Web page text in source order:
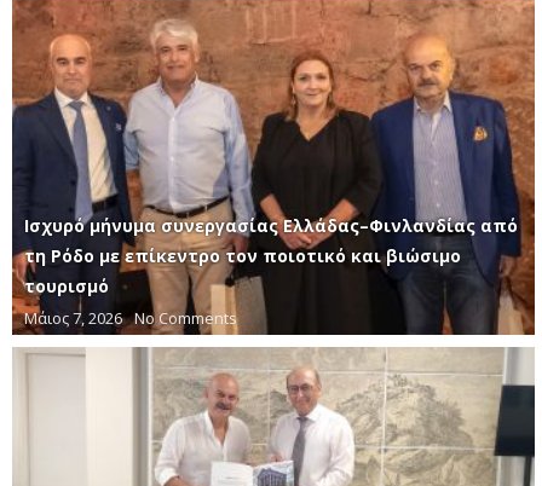
Ισχυρό μήνυμα συνεργασίας Ελλάδας–Φινλανδίας από
τη Ρόδο με επίκεντρο τον ποιοτικό και βιώσιμο
τουρισμό
Μάιος 7, 2026 No Comments